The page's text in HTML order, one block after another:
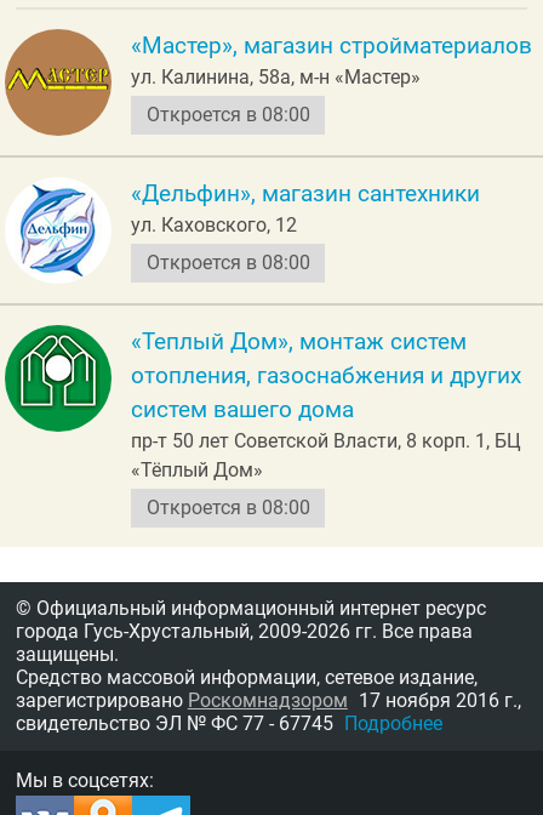
«Мастер», магазин стройматериалов
ул. Калинина, 58а, м-н «Мастер»
Откроется в 08:00
«Дельфин», магазин сантехники
ул. Каховского, 12
Откроется в 08:00
«Теплый Дом», монтаж систем
отопления, газоснабжения и других
систем вашего дома
пр-т 50 лет Советской Власти, 8 корп. 1, БЦ
«Тёплый Дом»
Откроется в 08:00
© Официальный информационный интернет ресурс
города Гусь-Хрустальный, 2009-2026 гг. Все права
защищены.
Средство массовой информации, сетевое издание,
зарегистрировано Роскомнадзором 17 ноября 2016 г.,
свидетельство ЭЛ № ФС 77 - 67745 Подробнее
Мы в соцсетях: